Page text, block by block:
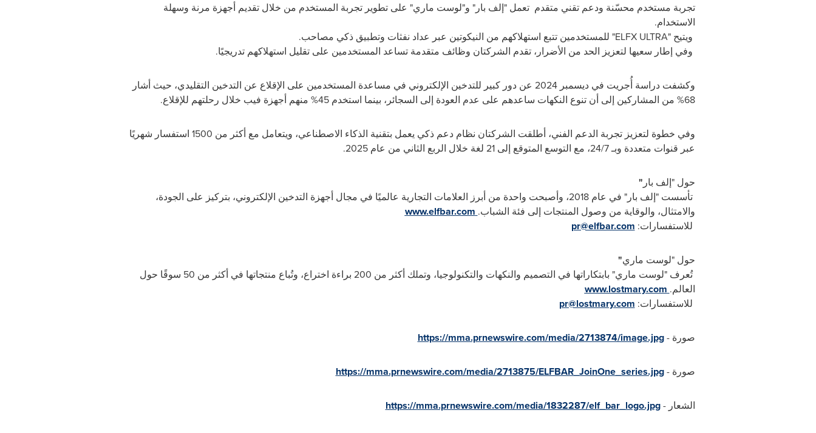
تجربة مستخدم محسّنة ودعم تقني متقدم تعمل "إلف بار" و"لوست ماري" على تطوير تجربة المستخدم من خلال تقديم أجهزة مرنة وسهلة
الاستخدام.
ويتيح "ELFX ULTRA"
للمستخدمين تتبع استهلاكهم من النيكوتين عبر عداد نفثات وتطبيق ذكي مصاحب.
وفي إطار سعيها لتعزيز الحد من الأضرار، تقدم الشركتان وظائف متقدمة تساعد المستخدمين على تقليل استهلاكهم تدريجيًا.
وكشفت دراسة أُجريت في ديسمبر 2024 عن دور كبير للتدخين الإلكتروني في مساعدة المستخدمين على الإقلاع عن التدخين التقليدي، حيث أشار
68% من المشاركين إلى أن تنوع النكهات ساعدهم على عدم العودة إلى السجائر، بينما استخدم 45% منهم أجهزة فيب خلال رحلتهم للإقلاع
.
وفي خطوة لتعزيز تجربة الدعم الفني، أطلقت الشركتان نظام دعم ذكي يعمل بتقنية الذكاء الاصطناعي، ويتعامل مع أكثر من 1500 استفسار شهريًا
عبر قنوات متعددة وبـ 24/7، مع التوسع المتوقع إلى 21 لغة خلال الربع الثاني من عام
2025.
حول "إلف بار "
تأسست "إلف بار" في عام 2018، وأصبحت واحدة من أبرز العلامات التجارية عالميًا في مجال أجهزة التدخين الإلكتروني، بتركيز على الجودة،
والامتثال، والوقاية من وصول المنتجات إلى فئة الشباب.
www.elfbar.com
للاستفسارات:
pr@elfbar.com
حول "لوست ماري"
تُعرف "لوست ماري" بابتكاراتها في التصميم والنكهات والتكنولوجيا، وتملك أكثر من 200 براءة اختراع، وتُباع منتجاتها في أكثر من 50 سوقًا حول
العالم.
www.lostmary.com
للاستفسارات:
pr@lostmary.com
صورة -https://mma.prnewswire.com/media/2713874/image.jpg
صورة -https://mma.prnewswire.com/media/2713875/ELFBAR_JoinOne_series.jpg
الشعار -https://mma.prnewswire.com/media/1832287/elf_bar_logo.jpg